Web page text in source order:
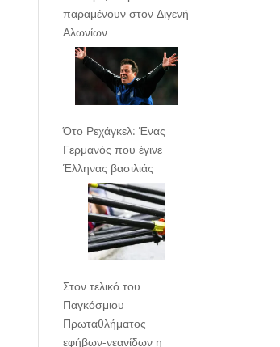
παραμένουν στον Διγενή
Αλωνίων
Ότο Ρεχάγκελ: Ένας
Γερμανός που έγινε
Έλληνας βασιλιάς
Στον τελικό του
Παγκόσμιου
Πρωταθλήματος
εφήβων-νεανίδων η